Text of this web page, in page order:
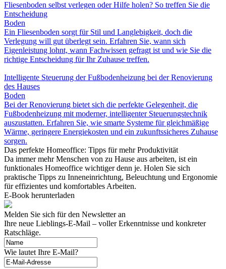
Fliesenboden selbst verlegen oder Hilfe holen? So treffen Sie die
Entscheidung
Boden
Ein Fliesenboden sorgt für Stil und Langlebigkeit, doch die
Verlegung will gut überlegt sein. Erfahren Sie, wann sich
Eigenleistung lohnt, wann Fachwissen gefragt ist und wie Sie die
richtige Entscheidung für Ihr Zuhause treffen.
Intelligente Steuerung der Fußbodenheizung bei der Renovierung
des Hauses
Boden
Bei der Renovierung bietet sich die perfekte Gelegenheit, die
Fußbodenheizung mit moderner, intelligenter Steuerungstechnik
auszustatten. Erfahren Sie, wie smarte Systeme für gleichmäßige
Wärme, geringere Energiekosten und ein zukunftssicheres Zuhause
sorgen.
Das perfekte Homeoffice: Tipps für mehr Produktivität
Da immer mehr Menschen von zu Hause aus arbeiten, ist ein
funktionales Homeoffice wichtiger denn je. Holen Sie sich
praktische Tipps zu Inneneinrichtung, Beleuchtung und Ergonomie
für effizientes und komfortables Arbeiten.
E-Book herunterladen
Melden Sie sich für den Newsletter an
Ihre neue Lieblings-E-Mail – voller Erkenntnisse und konkreter
Ratschläge.
Wie lautet Ihre E-Mail?